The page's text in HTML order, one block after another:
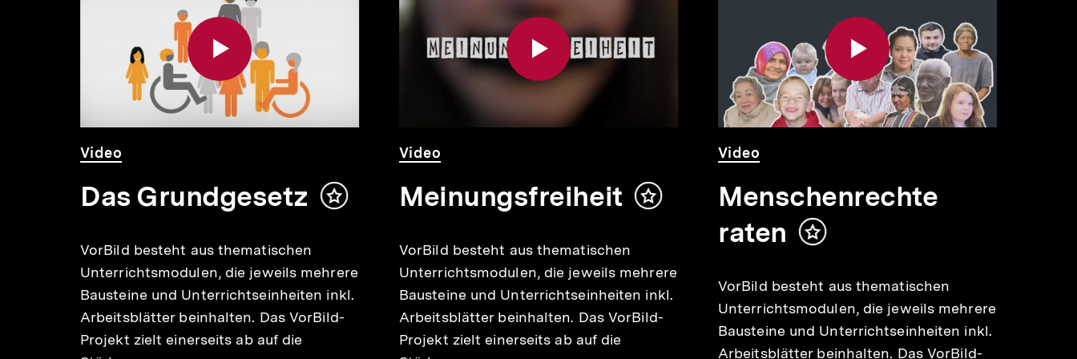
Video
Dauer
Video
Das Grundgesetz
Inhalt
VorBild besteht aus thematischen
Unterrichtsmodulen, die jeweils mehrere
Bausteine und Unterrichtseinheiten inkl.
Arbeitsblätter beinhalten. Das VorBild-
Projekt zielt einerseits ab auf die
Video
Dauer
Video
Meinungsfreiheit
Inhalt
VorBild besteht aus thematischen
Unterrichtsmodulen, die jeweils mehrere
Bausteine und Unterrichtseinheiten inkl.
Arbeitsblätter beinhalten. Das VorBild-
Projekt zielt einerseits ab auf die
Video
Dauer
Video
Menschenrechte
raten
Inhalt
VorBild besteht aus thematischen
Unterrichtsmodulen, die jeweils mehrere
Bausteine und Unterrichtseinheiten inkl.
Arbeitsblätter beinhalten. Das VorBild-